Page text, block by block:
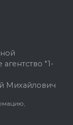
"1-
Михайлович